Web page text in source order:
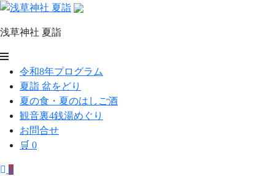
コ
テ
ン
浅草神社 夏詣
浅
草
神
社
夏
詣
令和8年プログラム
夏詣 盆をどり
夏の食・夏のはしご酒
観音裏4銭湯めぐり
お問合せ
🛒 0
0